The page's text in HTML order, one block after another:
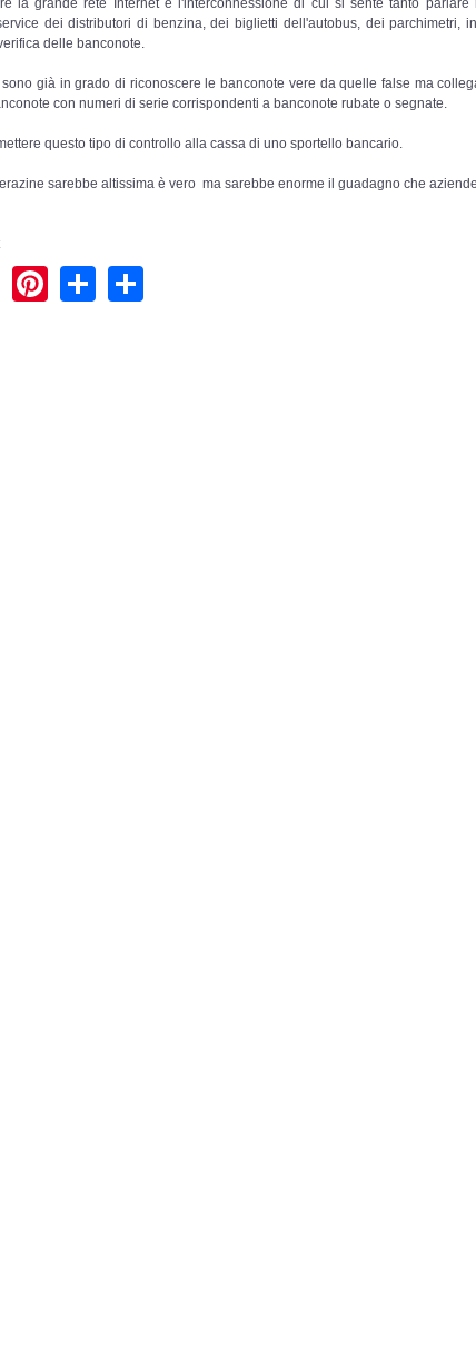
dei distributori di benzina, dei biglietti dell'autobus, dei parchimetri,
delle banconote.
sono già in grado di riconoscere le banconote vere da quelle false ma
con numeri di serie corrispondenti a banconote rubate o segnate.
questo tipo di controllo alla cassa di uno sportello bancario.
sarebbe altissima è vero ma sarebbe enorme il guadagno che
TwitterPinterest
Share